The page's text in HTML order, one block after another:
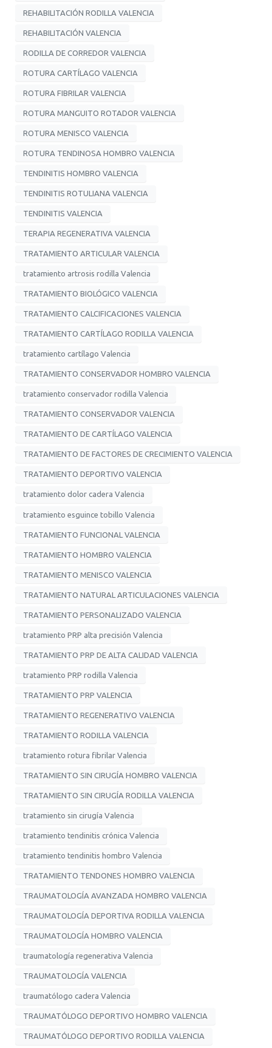
REHABILITACIÓN RODILLA VALENCIA
REHABILITACIÓN VALENCIA
RODILLA DE CORREDOR VALENCIA
ROTURA CARTÍLAGO VALENCIA
ROTURA FIBRILAR VALENCIA
ROTURA MANGUITO ROTADOR VALENCIA
ROTURA MENISCO VALENCIA
ROTURA TENDINOSA HOMBRO VALENCIA
TENDINITIS HOMBRO VALENCIA
TENDINITIS ROTULIANA VALENCIA
TENDINITIS VALENCIA
TERAPIA REGENERATIVA VALENCIA
TRATAMIENTO ARTICULAR VALENCIA
tratamiento artrosis rodilla Valencia
TRATAMIENTO BIOLÓGICO VALENCIA
TRATAMIENTO CALCIFICACIONES VALENCIA
TRATAMIENTO CARTÍLAGO RODILLA VALENCIA
tratamiento cartílago Valencia
TRATAMIENTO CONSERVADOR HOMBRO VALENCIA
tratamiento conservador rodilla Valencia
TRATAMIENTO CONSERVADOR VALENCIA
TRATAMIENTO DE CARTÍLAGO VALENCIA
TRATAMIENTO DE FACTORES DE CRECIMIENTO VALENCIA
TRATAMIENTO DEPORTIVO VALENCIA
tratamiento dolor cadera Valencia
tratamiento esguince tobillo Valencia
TRATAMIENTO FUNCIONAL VALENCIA
TRATAMIENTO HOMBRO VALENCIA
TRATAMIENTO MENISCO VALENCIA
TRATAMIENTO NATURAL ARTICULACIONES VALENCIA
TRATAMIENTO PERSONALIZADO VALENCIA
tratamiento PRP alta precisión Valencia
TRATAMIENTO PRP DE ALTA CALIDAD VALENCIA
tratamiento PRP rodilla Valencia
TRATAMIENTO PRP VALENCIA
TRATAMIENTO REGENERATIVO VALENCIA
TRATAMIENTO RODILLA VALENCIA
tratamiento rotura fibrilar Valencia
TRATAMIENTO SIN CIRUGÍA HOMBRO VALENCIA
TRATAMIENTO SIN CIRUGÍA RODILLA VALENCIA
tratamiento sin cirugía Valencia
tratamiento tendinitis crónica Valencia
tratamiento tendinitis hombro Valencia
TRATAMIENTO TENDONES HOMBRO VALENCIA
TRAUMATOLOGÍA AVANZADA HOMBRO VALENCIA
TRAUMATOLOGÍA DEPORTIVA RODILLA VALENCIA
TRAUMATOLOGÍA HOMBRO VALENCIA
traumatología regenerativa Valencia
TRAUMATOLOGÍA VALENCIA
traumatólogo cadera Valencia
TRAUMATÓLOGO DEPORTIVO HOMBRO VALENCIA
TRAUMATÓLOGO DEPORTIVO RODILLA VALENCIA